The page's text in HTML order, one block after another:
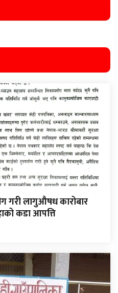
गरी लागुऔषध कारोबार
कडा आपत्ति